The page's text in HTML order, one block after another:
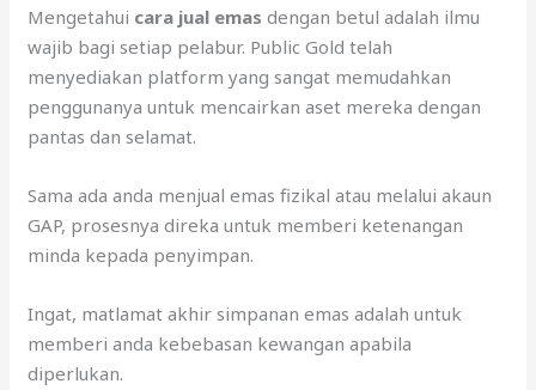
Mengetahui cara jual emas dengan betul adalah ilmu
wajib bagi setiap pelabur. Public Gold telah
menyediakan platform yang sangat memudahkan
penggunanya untuk mencairkan aset mereka dengan
pantas dan selamat.
Sama ada anda menjual emas fizikal atau melalui akaun
GAP, prosesnya direka untuk memberi ketenangan
minda kepada penyimpan.
Ingat, matlamat akhir simpanan emas adalah untuk
memberi anda kebebasan kewangan apabila
diperlukan.